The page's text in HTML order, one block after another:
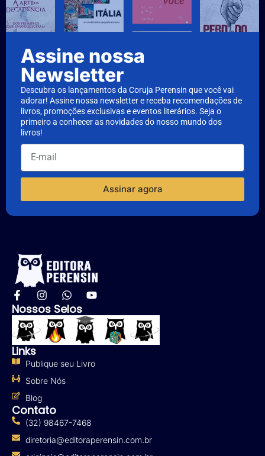
Assine nossa
Newsletter
Descubra os lançamentos da Coruja Perensin que você vai
adorar! Assine nossa newsletter e receba recomendações de
livros, promoções exclusivas e eventos literários. Seja o
primeiro a conhecer as novidades do nosso mundo dos
livros!
Assinar agora
Nossos Selos
Links
Publique seu Livro
Sobre Nós
Blog
Contato
(32) 98467-7468
diretoria@editoraperensin.com.br